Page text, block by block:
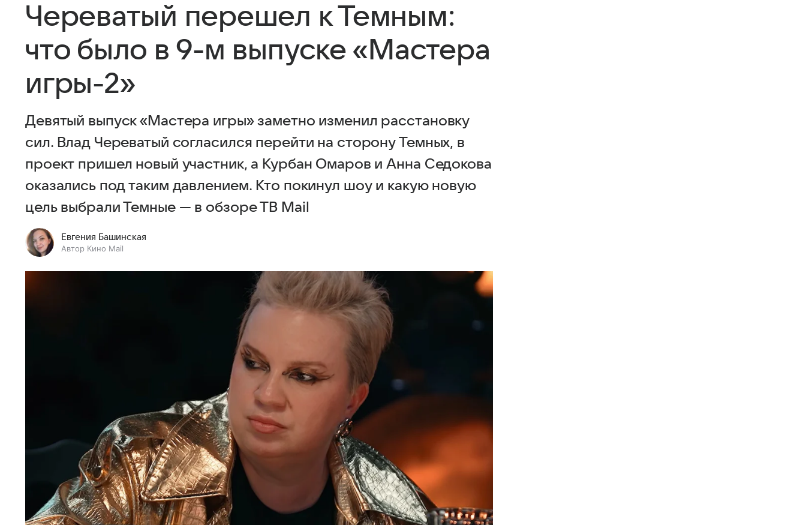
Череватый перешел к Темным:
что было в 9-м выпуске «Мастера
игры-2»
Девятый выпуск «Мастера игры» заметно изменил расстановку
сил. Влад Череватый согласился перейти на сторону Темных, в
проект пришел новый участник, а Курбан Омаров и Анна Седокова
оказались под таким давлением. Кто покинул шоу и какую новую
цель выбрали Темные — в обзоре ТВ Mail
Евгения Башинская
Автор Кино Mail